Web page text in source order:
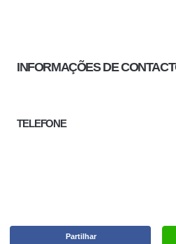
INFORMAÇÕES DE
TELEFONE
Partilhar